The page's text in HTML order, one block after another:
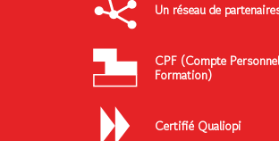
Un réseau de
CPF (Compte
Formation)
Certifié Qualiopi